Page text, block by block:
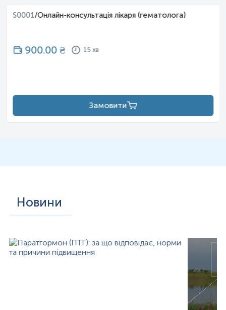
S0001/Онлайн-консультація лікаря (гематолога)
900.00₴ 15 хв
Замовити
Новини